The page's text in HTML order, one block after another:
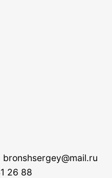
bronshsergey@mail.ru
26 88